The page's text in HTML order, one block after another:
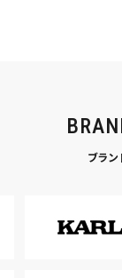
ブラン